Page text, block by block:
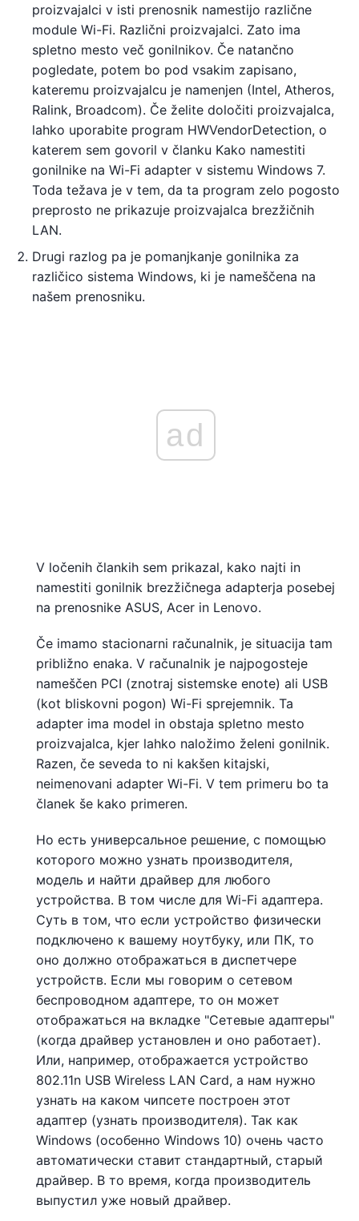
proizvajalci v isti prenosnik namestijo različne
module Wi-Fi. Različni proizvajalci. Zato ima
spletno mesto več gonilnikov. Če natančno
pogledate, potem bo pod vsakim zapisano,
kateremu proizvajalcu je namenjen (Intel, Atheros,
Ralink, Broadcom). Če želite določiti proizvajalca,
lahko uporabite program HWVendorDetection, o
katerem sem govoril v članku Kako namestiti
gonilnike na Wi-Fi adapter v sistemu Windows 7.
Toda težava je v tem, da ta program zelo pogosto
preprosto ne prikazuje proizvajalca brezžičnih
LAN.
Drugi razlog pa je pomanjkanje gonilnika za
različico sistema Windows, ki je nameščena na
našem prenosniku.
ad
V ločenih člankih sem prikazal, kako najti in
namestiti gonilnik brezžičnega adapterja posebej
na prenosnike ASUS, Acer in Lenovo.
Če imamo stacionarni računalnik, je situacija tam
približno enaka. V računalnik je najpogosteje
nameščen PCI (znotraj sistemske enote) ali USB
(kot bliskovni pogon) Wi-Fi sprejemnik. Ta
adapter ima model in obstaja spletno mesto
proizvajalca, kjer lahko naložimo želeni gonilnik.
Razen, če seveda to ni kakšen kitajski,
neimenovani adapter Wi-Fi. V tem primeru bo ta
članek še kako primeren.
Но есть универсальное решение, с помощью
которого можно узнать производителя,
модель и найти драйвер для любого
устройства. В том числе для Wi-Fi адаптера.
Суть в том, что если устройство физически
подключено к вашему ноутбуку, или ПК, то
оно должно отображаться в диспетчере
устройств. Если мы говорим о сетевом
беспроводном адаптере, то он может
отображаться на вкладке "Сетевые адаптеры"
(когда драйвер установлен и оно работает).
Или, например, отображается устройство
802.11n USB Wireless LAN Card, а нам нужно
узнать на каком чипсете построен этот
адаптер (узнать производителя). Так как
Windows (особенно Windows 10) очень часто
автоматически ставит стандартный, старый
драйвер. В то время, когда производитель
выпустил уже новый драйвер.